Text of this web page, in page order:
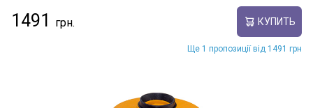
1491 КУПИТЬ
Ще 1 пропозиції від 1491 грн